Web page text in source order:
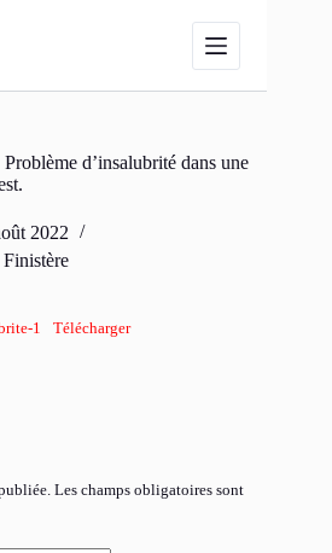
d’insalubrité dans une
2022
Finistère
1 Télécharger
Les champs obligatoires sont